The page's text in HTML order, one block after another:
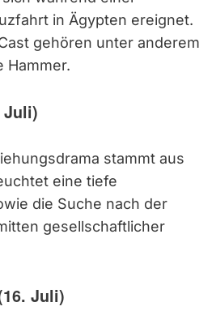
in Ägypten ereignet.
gehören unter anderem
Hammer.
Juli)
stammt aus
eine tiefe
die Suche nach der
gesellschaftlicher
Juli)